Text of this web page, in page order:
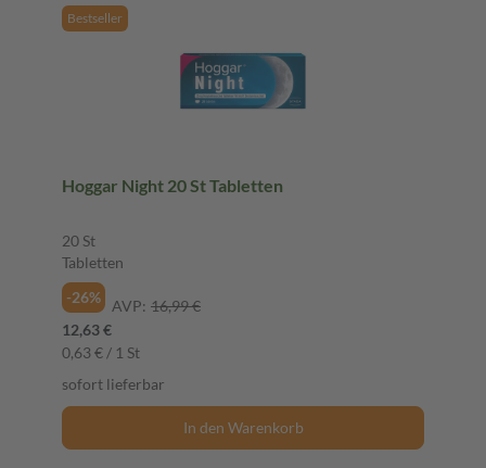
Bestseller
Hoggar Night 20 St Tabletten
20 St
Tabletten
-26%
AVP: 16,99 €
12,63 €
0,63 € / 1 St
sofort lieferbar
In den Warenkorb